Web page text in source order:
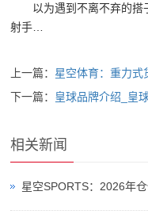
星
平
台
网
以为遇到不离不弃的搭
射手…
上一篇： 星空体育：重力式
下一篇： 皇球品牌介绍_皇
相关新闻